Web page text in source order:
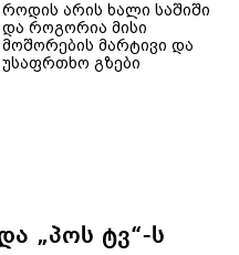
როდის არის ხალი საშიში
და როგორია მისი
მოშორების მარტივი და
უსაფრთხო გზები
„პოს ტვ“-ს